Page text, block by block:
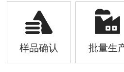
样品确认 批量生